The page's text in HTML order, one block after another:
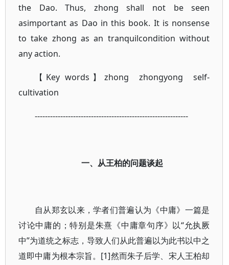
the Dao. Thus, zhong shall not be seen
asimportant as Dao in this book. It is nonsense
to take zhong as an tranquilcondition without
any action.
【Key words】zhong zhongyong self-
cultivation
------------------------------------------------------------
一、从王柏的问题谈起
自从郑玄以来，学者们普遍认为《中庸》一篇是
讨论中庸的；特别是朱熹《中庸章句序》以“允执厥
中”为道统之标志，导致人们从此普遍以为此书以中之
道即中庸为根本宗旨。[1]然而朱子后学、宋人王柏却